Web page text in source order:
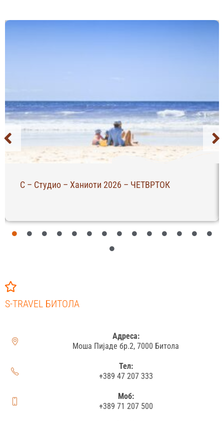
Апартман Филоксенија – Пефкохори 2026 –
S-TRAVEL БИТОЛА
Адреса:
Моша Пијаде бр.2, 7000 Битола
Тел:
+389 47 207 333
Моб:
+389 71 207 500